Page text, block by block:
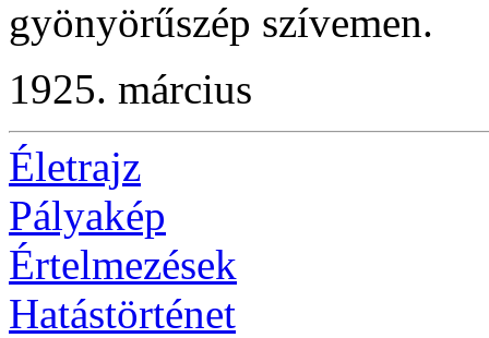
gyönyörűszép szívemen.
1925. március
Életrajz
Pályakép
Értelmezések
Hatástörténet